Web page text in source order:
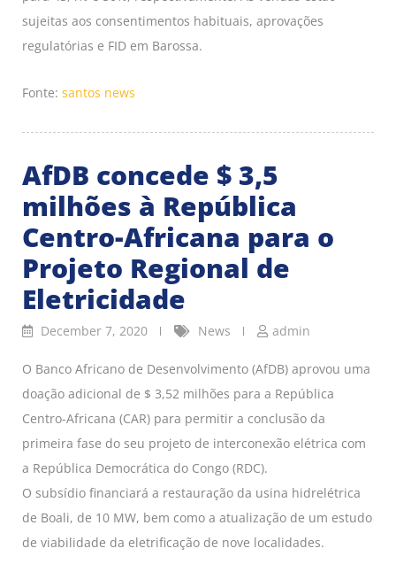
sujeitas aos consentimentos habituais, aprovações
regulatórias e FID em Barossa.
Fonte: santos news
AfDB concede $ 3,5
milhões à República
Centro-Africana para o
Projeto Regional de
Eletricidade
December 7, 2020 News admin
O Banco Africano de Desenvolvimento (AfDB) aprovou uma
doação adicional de $ 3,52 milhões para a República
Centro-Africana (CAR) para permitir a conclusão da
primeira fase do seu projeto de interconexão elétrica com
a República Democrática do Congo (RDC).
O subsídio financiará a restauração da usina hidrelétrica
de Boali, de 10 MW, bem como a atualização de um estudo
de viabilidade da eletrificação de nove localidades.